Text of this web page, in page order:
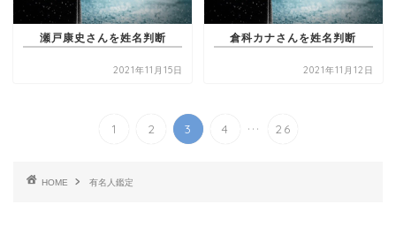
瀬戸康史さんを姓名判断
2021年11月15日
倉科カナさんを姓名判断
2021年11月12日
1 2 3 4 ... 26
HOME 有名人鑑定